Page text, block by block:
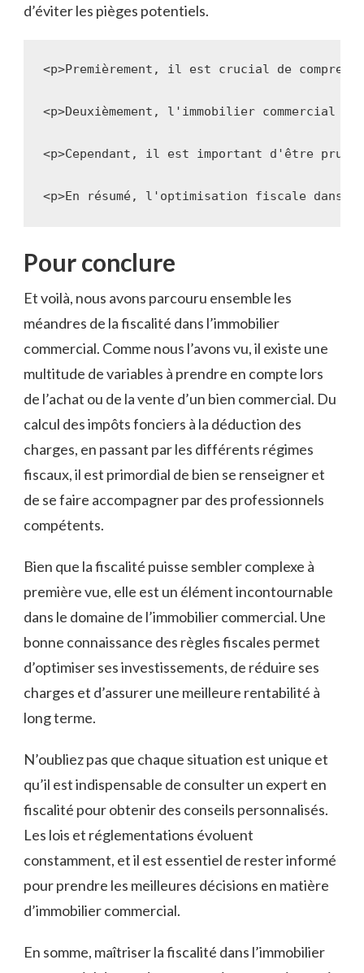
‌d’éviter les pièges potentiels.
<p>Premièrement, il est crucial de
<p>Deuxièmement, l'immobilier
<p>Cependant, il est important d'être
<p>En résumé, l'optimisation fiscale dans
Pour ‌conclure
Et voilà, nous avons parcouru ensemble les
méandres de la ​fiscalité dans l’immobilier⁣
commercial. Comme nous l’avons ⁤vu, il existe une
multitude de​ variables à prendre en compte lors
de l’achat ‍ou de la vente d’un⁤ bien⁣ commercial.⁤ Du‍
calcul des⁣ impôts fonciers ⁢à la déduction des
charges, en passant ​par ⁤les différents régimes
fiscaux, il ⁣est primordial de bien se renseigner ‌et
de se ‍faire accompagner par des professionnels ​
compétents.
Bien⁢ que ‍la fiscalité puisse ⁢sembler complexe à
première ‍vue, elle est ‌un ⁢élément​ incontournable
dans le domaine de l’immobilier commercial. Une
bonne connaissance des règles fiscales​ permet⁢
d’optimiser ses investissements, de réduire ses⁤
charges ​et ⁢d’assurer⁤ une meilleure​ rentabilité à
long terme.
N’oubliez pas ⁤que ⁤chaque situation ⁤est unique et⁢
qu’il est indispensable de consulter‌ un expert en
fiscalité pour obtenir ‌des⁣ conseils ⁢personnalisés.‍
Les lois et réglementations‌ évoluent
constamment, ​et​ il est ‌essentiel de rester informé
pour prendre les meilleures décisions en matière⁢
d’immobilier commercial.
En ‌somme, maîtriser la ‍fiscalité dans ⁣l’immobilier